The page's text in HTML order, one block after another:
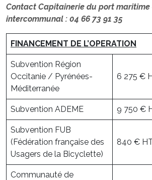
Contact Capitainerie du port
intercommunal : 04 66 73 91 35
FINANCEMENT DE L’OPERATION
Subvention Région
Occitanie / Pyrénées-
Méditerranée
6 275 €
Subvention ADEME 9 750 €
Subvention FUB
(Fédération française des
Usagers de la Bicyclette)
840 €
Communauté de